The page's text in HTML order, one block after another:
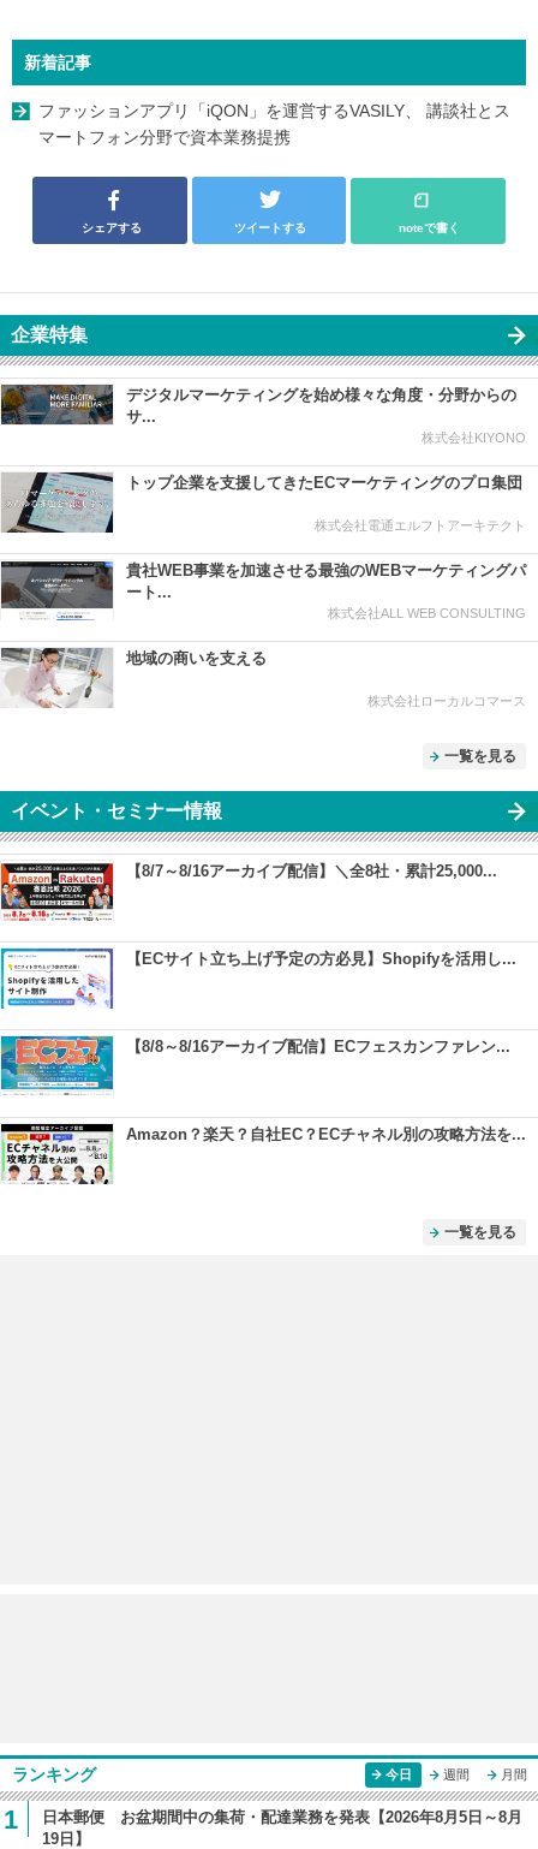
新着記事
ファッションアプリ「iQON」を運営するVASILY、 講談社とス
マートフォン分野で資本業務提携
シェアする ツイートする noteで書く
企業特集
デジタルマーケティングを始め様々な角度・分野からの
サ...
株式会社KIYONO
トップ企業を支援してきたECマーケティングのプロ集団
株式会社電通エルフトアーキテクト
貴社WEB事業を加速させる最強のWEBマーケティングパ
ート...
株式会社ALL WEB CONSULTING
地域の商いを支える
株式会社ローカルコマース
一覧を見る
イベント・セミナー情報
【8/7～8/16アーカイブ配信】＼全8社・累計25,000...
【ECサイト立ち上げ予定の方必見】Shopifyを活用し...
【8/8～8/16アーカイブ配信】ECフェスカンファレン...
Amazon？楽天？自社EC？ECチャネル別の攻略方法を...
一覧を見る
ランキング 今日 週間 月間
1
日本郵便 お盆期間中の集荷・配達業務を発表【2026年8月5日～8月
19日】